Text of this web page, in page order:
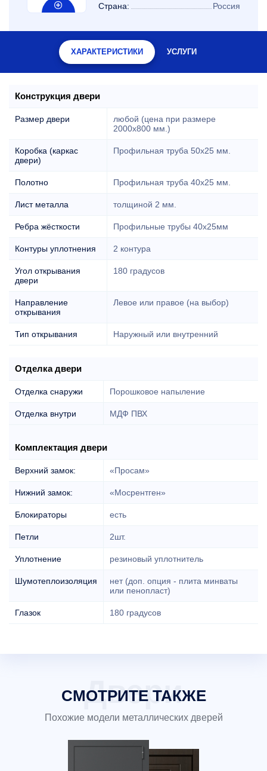
Страна:
Россия
ХАРАКТЕРИСТИКИ УСЛУГИ
Конструкция двери
Размер двери
любой (цена при размере
2000x800 мм.)
Коробка (каркас
двери)
Профильная труба 50х25 мм.
Полотно Профильная труба 40х25 мм.
Лист металла толщиной 2 мм.
Ребра жёсткости Профильные трубы 40х25мм
Контуры уплотнения 2 контура
Угол открывания
двери
180 градусов
Направление
открывания
Левое или правое (на выбор)
Тип открывания Наружный или внутренний
Отделка двери
Отделка снаружи Порошковое напыление
Отделка внутри МДФ ПВХ
Комплектация двери
Верхний замок: «Просам»
Нижний замок: «Мосрентген»
Блокираторы есть
Петли 2шт.
Уплотнение резиновый уплотнитель
Шумотеплоизоляция
нет (доп. опция - плита минваты
или пенопласт)
Глазок 180 градусов
СМОТРИТЕ ТАКЖЕ
Похожие модели металлических дверей